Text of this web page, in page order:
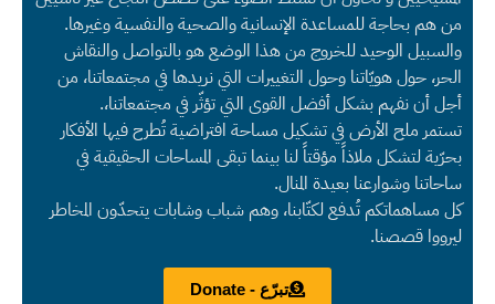
من هم بحاجة للمساعدة الإنسانية والصحية والنفسية وغيرها.
والسبيل الوحيد للخروج من هذا الوضع هو بالتواصل والنقاش
الحر، حول هويّاتنا وحول التغييرات التي نريدها في مجتمعاتنا، من
أجل أن نفهم بشكل أفضل القوى التي تؤثّر في مجتمعاتنا،.
تستمر ملح الأرض في تشكيل مساحة افتراضية تُطرح فيها الأفكار
بحرّية لتشكل ملاذاً مؤقتاً لنا بينما تبقى المساحات الحقيقية في
ساحاتنا وشوارعنا بعيدة المنال.
كل مساهماتكم تُدفع لكتّابنا، وهم شباب وشابات يتحدّون المخاطر
ليرووا قصصنا.
تبرّع - Donate